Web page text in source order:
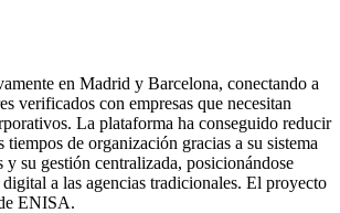
en Madrid y Barcelona, conectando a
verificados con empresas que necesitan
La plataforma ha conseguido reducir
de organización gracias a su sistema
y su gestión centralizada, posicionándose
a las agencias tradicionales. El proyecto
ENISA.